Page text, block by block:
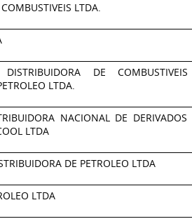
LTDA.
DISTRIBUIDORA DE
LTDA.
NACIONAL DE DERIVADOS
LTDA
DE PETROLEO LTDA
LTDA